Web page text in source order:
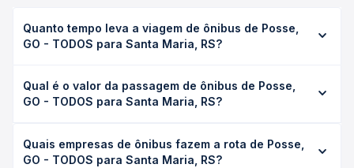
Quanto tempo leva a viagem de ônibus de Posse,
GO - TODOS para Santa Maria, RS?
Maria, RS leva em média 0 horas, podendo variar
conforme a viação, o tipo de serviço (convencional,
duração exata de cada opção na data desejada.
Qual é o valor da passagem de ônibus de Posse,
GO - TODOS para Santa Maria, RS?
para Santa Maria, RS custa em média não identificado e
varia conforme a data da viagem, a empresa, o tipo de
Quais empresas de ônibus fazem a rota de Posse,
GO - TODOS para Santa Maria, RS?